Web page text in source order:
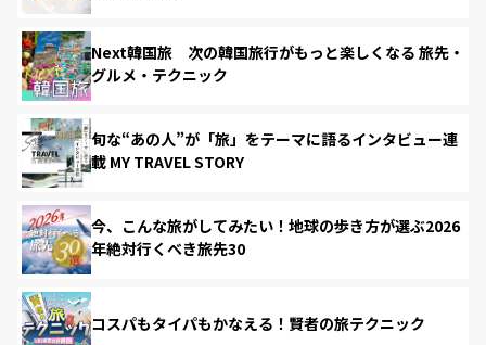
Next韓国旅 次の韓国旅行がもっと楽しくなる 旅先・
グルメ・テクニック
旬な“あの人”が「旅」をテーマに語るインタビュー連
載 MY TRAVEL STORY
今、こんな旅がしてみたい！地球の歩き方が選ぶ2026
年絶対行くべき旅先30
コスパもタイパもかなえる！賢者の旅テクニック